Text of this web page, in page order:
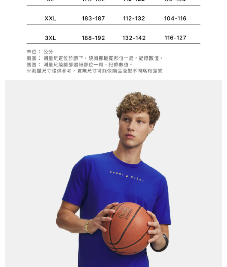
１．透過由恩沛科技股份有限公司提供之「AFTEE先享後付」服務完成之交
權轉讓予恩沛科技股份有限公司。
https://aftee.tw/terms/#terms3
３．未成年的使用者請事先徵得法定代理人或監護人之同意方可使用
「AFTEE先享後付」，若未經同意申辦者引起之損失，本公司不負相關責
５．嚴禁一人註冊多個帳號或使用他人資訊註冊。若發現惡意使用之情形，
恩沛科技股份有限公司將有權停止該用戶之使用額度並採取法律行動。